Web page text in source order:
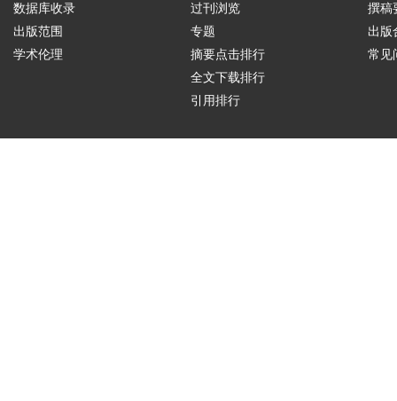
数据库收录
出版范围
学术伦理
过刊浏览
专题
摘要点击排行
全文下载排行
引用排行
撰稿
出版
常见